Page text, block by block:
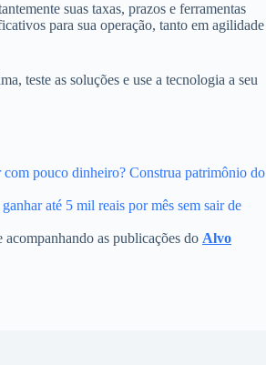
suas taxas, prazos e ferramentas
para sua operação, tanto em agilidade
teste as soluções e use a tecnologia a seu
pouco dinheiro? Construa patrimônio do
até 5 mil reais por mês sem sair de
acompanhando as publicações do Alvo